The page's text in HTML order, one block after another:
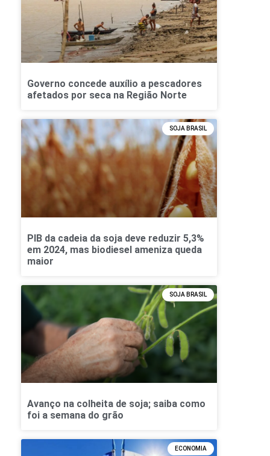
Governo concede auxílio a pescadores
afetados por seca na Região Norte
SOJA BRASIL
PIB da cadeia da soja deve reduzir 5,3%
em 2024, mas biodiesel ameniza queda
maior
SOJA BRASIL
Avanço na colheita de soja; saiba como
foi a semana do grão
ECONOMIA